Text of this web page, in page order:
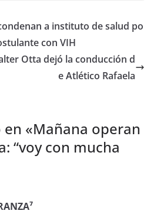
a instituto de salud po
con VIH
Otta dejó la conducción d
e Atlético Rafaela
«Mañana operan
“voy con mucha